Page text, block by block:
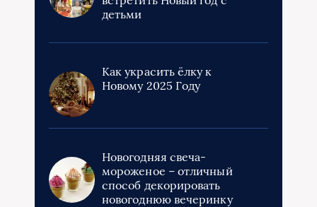
детьми
Как украсить ёлку к
Новому 2025 Году
Новогодняя свеча-
мороженое – отличный
способ декорировать
новогоднюю вечеринку